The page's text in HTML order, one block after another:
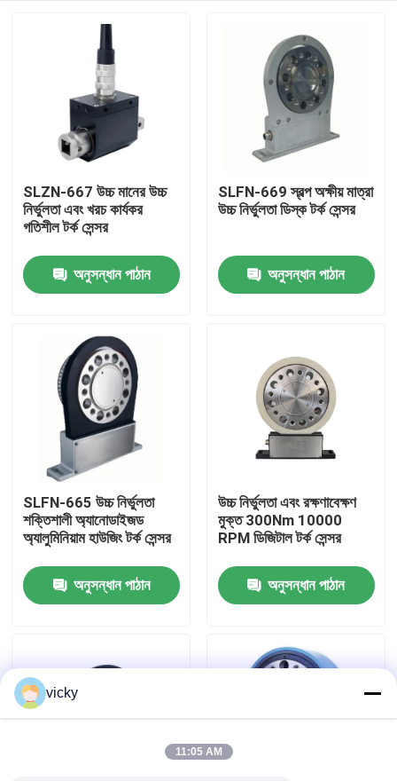
আমাদের সম্বন্ধে
কারখানা ভ্রমণ
যোগাযোগ করুন
খবর
টর্ক ডায়নামিটার
SLZN-667 উচ্চ মানের উচ্চ
নির্ভুলতা এবং খরচ কার্যকর
গতিশীল টর্ক সেন্সর
অনুসন্ধান পাঠান
SLFN-669 স্বল্প অক্ষীয় মাত্রা
উচ্চ নির্ভুলতা ডিস্ক টর্ক সেন্সর
অনুসন্ধান পাঠান
SLFN-665 উচ্চ নির্ভুলতা
শক্তিশালী অ্যানোডাইজড
অ্যালুমিনিয়াম হাউজিং টর্ক সেন্সর
অনুসন্ধান পাঠান
উচ্চ নির্ভুলতা এবং রক্ষণাবেক্ষণ
মুক্ত 300Nm 10000
RPM ডিজিটাল টর্ক সেন্সর
অনুসন্ধান পাঠান
vicky
11:05 AM